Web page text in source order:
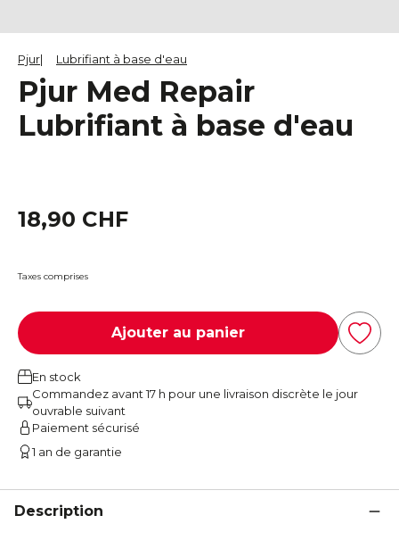
Pjur Lubrifiant à base d'eau
Pjur Med Repair
Lubrifiant à base d'eau
18,90 CHF
Taxes comprises
Ajouter au panier
En stock
Commandez avant 17 h pour une livraison discrète le jour
ouvrable suivant
Paiement sécurisé
1 an de garantie
Description